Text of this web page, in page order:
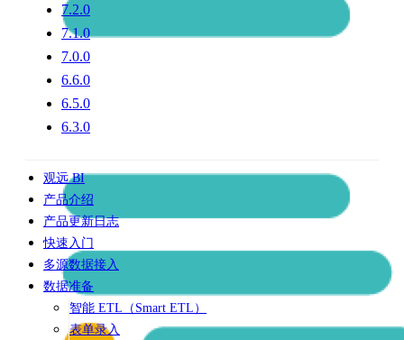
7.2.0
7.1.0
7.0.0
6.6.0
6.5.0
6.3.0
观远 BI
产品介绍
产品更新日志
快速入门
多源数据接入
数据准备
智能 ETL（Smart ETL）
表单录入